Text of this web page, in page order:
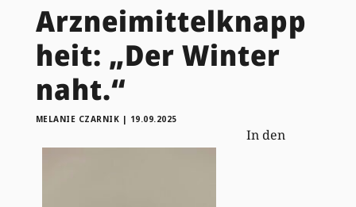
Arzneimittelknapp
heit: „Der Winter
naht.“
MELANIE CZARNIK | 19.09.2025
In den